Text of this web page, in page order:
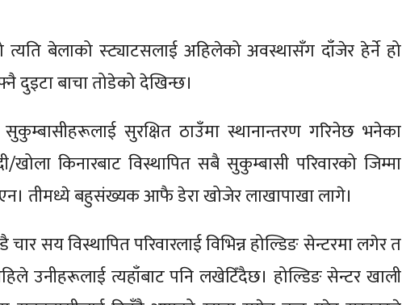
त्यति बेलाको स्ट्याटसलाई अहिलेको अवस्थासँग दाँजेर हेर्ने हो
बाचा तोडेको देखिन्छ।
सुरक्षित ठाउँमा स्थानान्तरण गरिनेछ भनेका
खोला किनारबाट विस्थापित सबै सुकुम्बासी परिवारको जिम्मा
तीमध्ये बहुसंख्यक आफै डेरा खोजेर लाखापाखा लागे।
सय विस्थापित परिवारलाई विभिन्न होल्डिङ सेन्टरमा लगेर त
उनीहरूलाई त्यहाँबाट पनि लखेटिँदैछ। होल्डिङ सेन्टर खाली